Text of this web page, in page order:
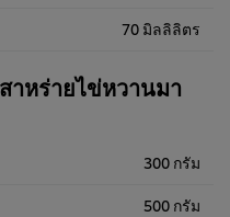
70 มิลลิลิตร
าหร่ายไข่หวานมา
300 กรัม
500 กรัม